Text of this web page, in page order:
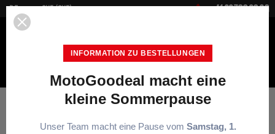
DE CHF (CHF) +41 22 700 20 30
INFORMATION ZU BESTELLUNGEN
MotoGoodeal macht eine
kleine Sommerpause
Unser Team macht eine Pause vom Samstag, 1.